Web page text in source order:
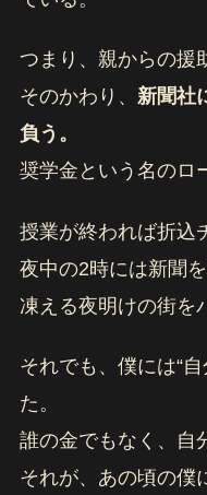
つまり、親からの援
そのかわり、 新聞社
負う。
奨学金という名のロ
授業が終われば折込
夜中の2時には新聞を
凍える夜明けの街を
それでも、僕には“
た。
誰の金でもなく、自
それが、あの頃の僕